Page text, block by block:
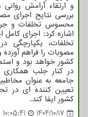
و ارتقاء آرامش
بررسی نتایج اجرای
محسوس تخلفات و
اشاره کرد: اجرای
تخلفات، یکپارچگی
مصوبات را فراهم
کشور خواهد بود و
در کنار جلب
جامعه به عنوان
تعیین کننده ای در
کشور ایفا کند.
1404/10/17
10:05:41